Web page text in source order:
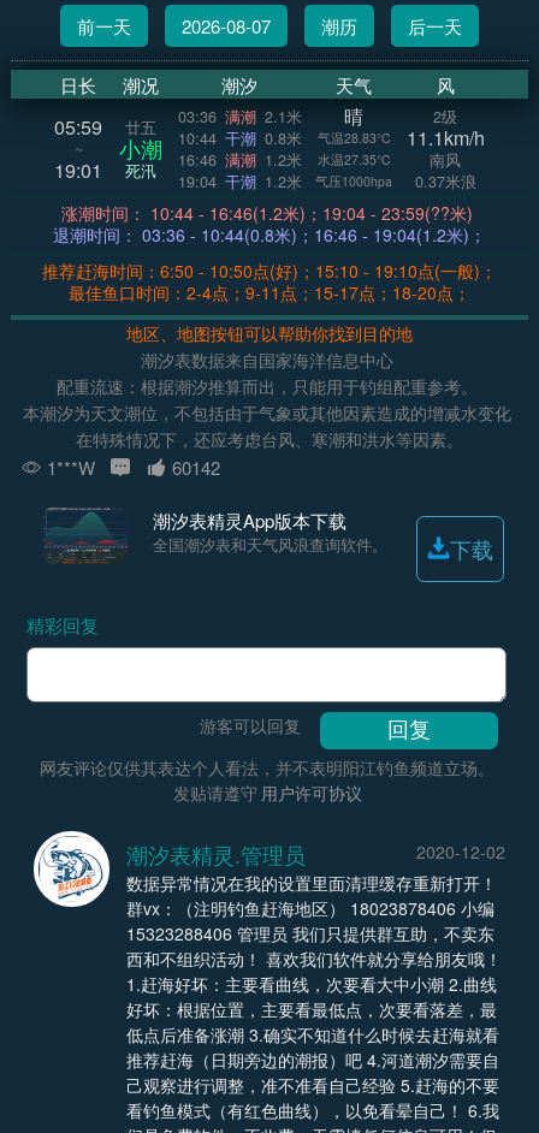
前一天 2026-08-07 潮历 后一天
日长 潮况 潮汐 天气 风
05:59
~
19:01
廿五
小潮
死汛
03:36 满潮 2.1米
10:44 干潮 0.8米
16:46 满潮 1.2米
19:04 干潮 1.2米
晴
气温28.83°C
水温27.35°C
气压1000hpa
2级
11.1km/h
南风
0.37米浪
涨潮时间： 10:44 - 16:46(1.2米)；19:04 - 23:59(??米)
退潮时间： 03:36 - 10:44(0.8米)；16:46 - 19:04(1.2米)；
推荐赶海时间：6:50 - 10:50点(好)；15:10 - 19:10点(一般)；
最佳鱼口时间：2-4点；9-11点；15-17点；18-20点；
地区、地图按钮可以帮助你找到目的地
潮汐表数据来自国家海洋信息中心
配重流速：根据潮汐推算而出，只能用于钓组配重参考。
本潮汐为天文潮位，不包括由于气象或其他因素造成的增减水变化
在特殊情况下，还应考虑台风、寒潮和洪水等因素。
1***W 60142
潮汐表精灵App版本下载
全国潮汐表和天气风浪查询软件。 下载
精彩回复
游客可以回复
网友评论仅供其表达个人看法，并不表明阳江钓鱼频道立场。
发贴请遵守 用户许可协议
潮汐表精灵.管理员
2020-12-02
数据异常情况在我的设置里面清理缓存重新打开！
群vx：（注明钓鱼赶海地区） 18023878406 小编
15323288406 管理员 我们只提供群互助，不卖东
西和不组织活动！ 喜欢我们软件就分享给朋友哦！
1.赶海好坏：主要看曲线，次要看大中小潮 2.曲线
好坏：根据位置，主要看最低点，次要看落差，最
低点后准备涨潮 3.确实不知道什么时候去赶海就看
推荐赶海（日期旁边的潮报）吧 4.河道潮汐需要自
己观察进行调整，准不准看自己经验 5.赶海的不要
看钓鱼模式（有红色曲线），以免看晕自己！ 6.我